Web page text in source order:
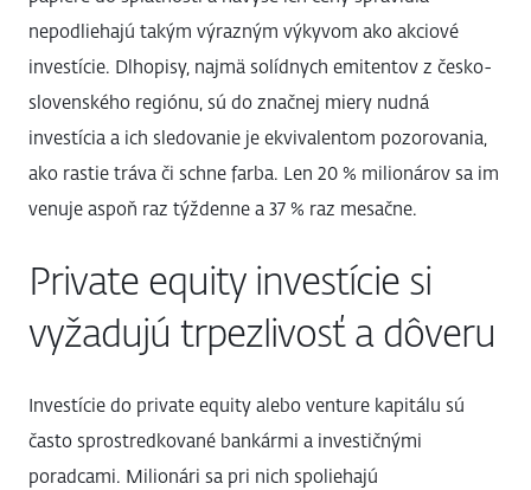
nepodliehajú takým výrazným výkyvom ako akciové
investície. Dlhopisy, najmä solídnych emitentov z česko-
slovenského regiónu, sú do značnej miery nudná
investícia a ich sledovanie je ekvivalentom pozorovania,
ako rastie tráva či schne farba. Len 20 % milionárov sa im
venuje aspoň raz týždenne a 37 % raz mesačne.
Private equity investície si
vyžadujú trpezlivosť a dôveru
Investície do private equity alebo venture kapitálu sú
často sprostredkované bankármi a investičnými
poradcami. Milionári sa pri nich spoliehajú